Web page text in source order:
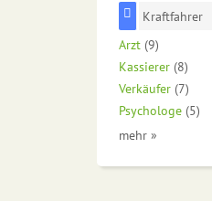
Kraftfahrer
Arzt (9)
Kassierer (8)
Verkäufer (7)
Psychologe (5)
mehr »